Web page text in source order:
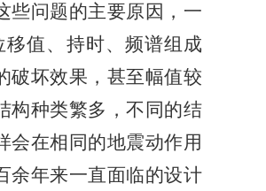
些问题的主要原因，一
值、持时、频谱组成
破坏效果，甚至幅值较
构种类繁多，不同的结
会在相同的地震动作用
余年来一直面临的设计